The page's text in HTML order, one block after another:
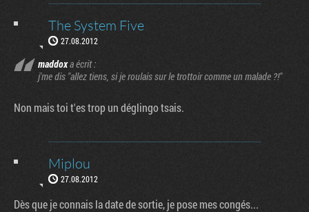
The System Five
27.08.2012
maddoxa écrit :
j'me dis "allez tiens, si je roulais sur le trottoir comme un malade ?!"
Non mais toi t'es trop un déglingo tsais.
Miplou
27.08.2012
Dès que je connais la date de sortie, je pose mes congés...